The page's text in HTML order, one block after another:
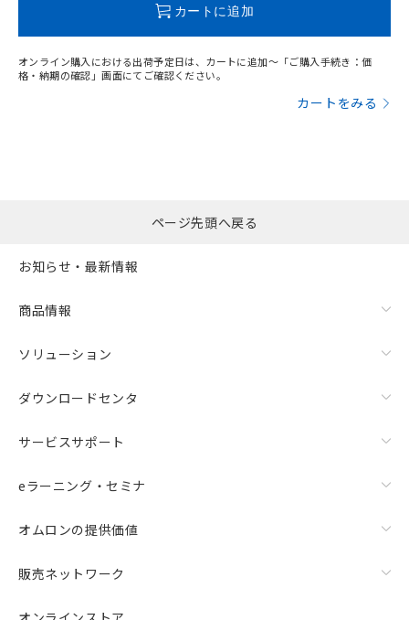
カートに追加
オンライン購入における出荷予定日は、カートに追加～「ご購入手続き：価
格・納期の確認」画面にてご確認ください。
カートをみる
ページ先頭へ戻る
お知らせ・最新情報
商品情報
ソリューション
ダウンロードセンタ
サービスサポート
eラーニング・セミナ
オムロンの提供価値
販売ネットワーク